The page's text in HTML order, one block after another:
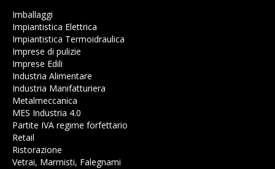
Imballaggi
Impiantistica Elettrica
Impiantistica Termoidraulica
Imprese di pulizie
Imprese Edili
Industria Alimentare
Industria Manifatturiera
Metalmeccanica
MES Industria 4.0
Partite IVA regime forfettario
Retail
Ristorazione
Vetrai, Marmisti, Falegnami